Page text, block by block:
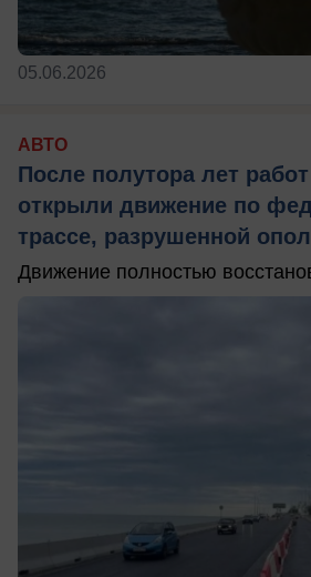
05.06.2026
АВТО
После полутора лет
открыли движение по
трассе, разрушенной
Движение полностью